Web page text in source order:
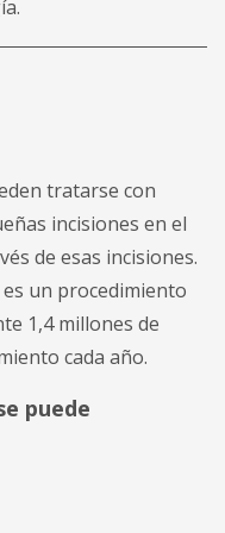
tratarse con
incisiones en el
de esas incisiones.
un procedimiento
1,4 millones de
cada año.
puede